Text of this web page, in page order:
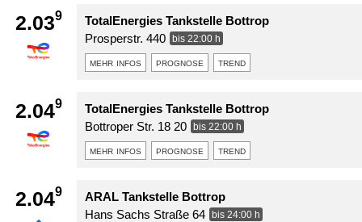
2.039
TotalEnergies Tankstelle Bottrop
Prosperstr. 440
bis 22:00 h
mehr infos prognose trend
2.049
TotalEnergies Tankstelle Bottrop
Bottroper Str. 18 20
bis 22:00 h
mehr infos prognose trend
2.049
ARAL Tankstelle Bottrop
Hans Sachs Straße 64
bis 24:00 h